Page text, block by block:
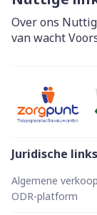
Over ons
van wacht
Juridische links
Algemene
ODR-platform